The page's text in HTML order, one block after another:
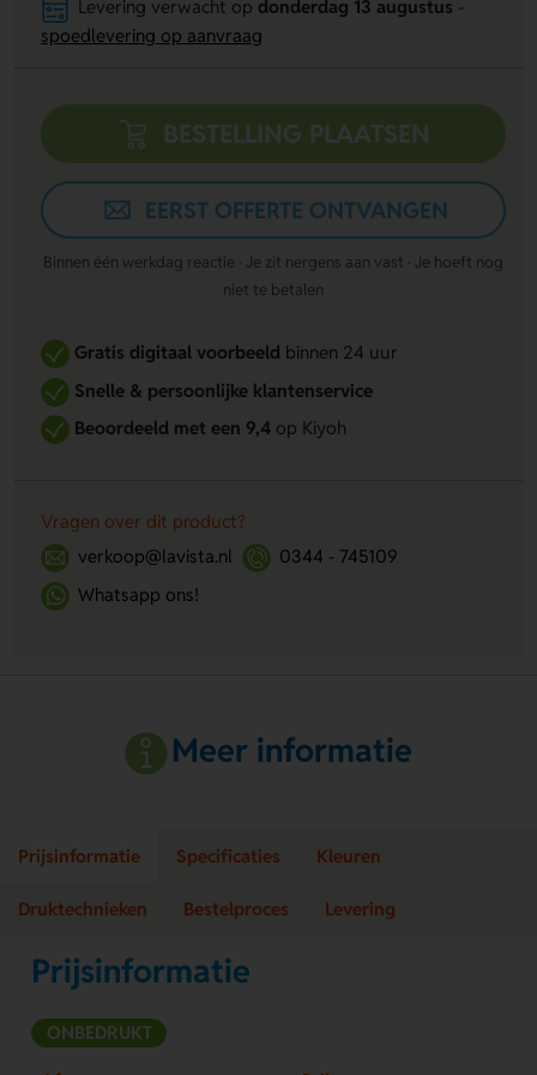
Levering verwacht op donderdag 13 augustus
spoedlevering op aanvraag
BESTELLING PLAATSEN
EERST OFFERTE ONTVANGEN
Binnen één werkdag reactie · Je zit nergens aan vast · Je hoeft nog
niet te betalen
Gratis digitaal voorbeeldbinnen 24 uur
Snelle & persoonlijke klantenservice
Beoordeeld met een 9,4op Kiyoh
Vragen over dit product?
verkoop@lavista.nl
0344 - 745109
Whatsapp ons!
Meer informatie
Prijsinformatie Specificaties Kleuren
Druktechnieken Bestelproces Levering
Prijsinformatie
ONBEDRUKT